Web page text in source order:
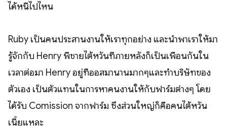
ได้หนีไปไหน
Ruby เป็นคนประสานงานให้เราทุกอย่าง และนำพาเราให้มา
รู้จักกับ Henry พี่ชายไต้หวันที่ภายหลังก็เป็นเพื่อนกันใน
เวลาต่อมา Henry อยู่ที่ออสมานานมากๆและทำบริษัทของ
ตัวเอง เป็นตัวแทนในการหาคนงานให้กับฟาร์มต่างๆ โดย
ได้รับ Comission จากฟาร์ม ซึ่งส่วนใหญ่ก็คือคนไต้หวัน
เนี้ยแหละ